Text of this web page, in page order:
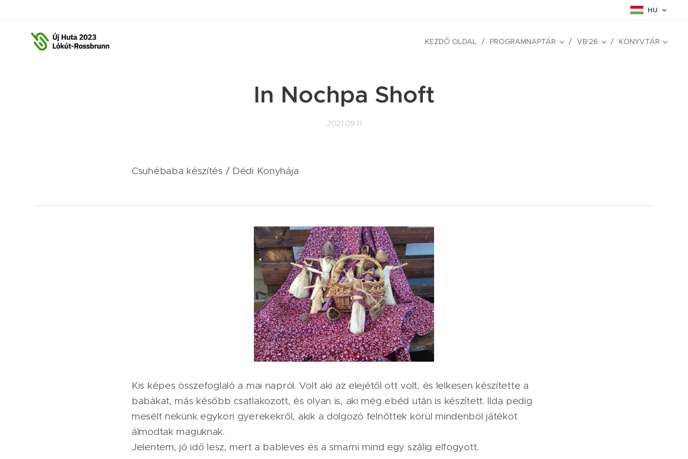
HU
KEZDŐ OLDAL PROGRAMNAPTÁR VB'26 KÖNYVTÁR
In Nochpa Shoft
2021.09.11
Csuhébaba készítés / Dédi Konyhája
Kis képes összefoglaló a mai napról. Volt aki az elejétől ott volt, és lelkesen készítette a
babákat, más később csatlakozott, és olyan is, aki még ebéd után is készített. Ilda pedig
mesélt nekünk egykori gyerekekről, akik a dolgozó felnőttek körül mindenböl játékot
álmodtak maguknak.
Jelentem, jó idő lesz, mert a bableves és a smarni mind egy szálig elfogyott.